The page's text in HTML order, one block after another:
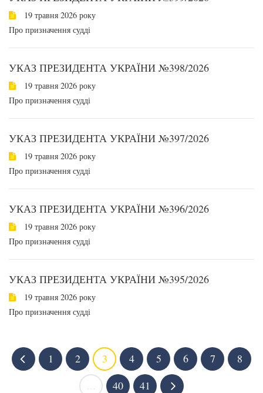
19 травня 2026 року
Про призначення судді
УКАЗ ПРЕЗИДЕНТА УКРАЇНИ №398/2026
19 травня 2026 року
Про призначення судді
УКАЗ ПРЕЗИДЕНТА УКРАЇНИ №397/2026
19 травня 2026 року
Про призначення судді
УКАЗ ПРЕЗИДЕНТА УКРАЇНИ №396/2026
19 травня 2026 року
Про призначення судді
УКАЗ ПРЕЗИДЕНТА УКРАЇНИ №395/2026
19 травня 2026 року
Про призначення судді
1 2 3 4 5 6 7
8
40 41